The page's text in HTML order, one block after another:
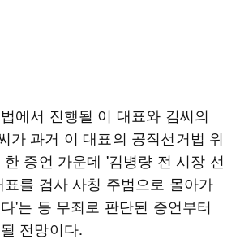
에서 진행될 이 대표와 김씨의
가 과거 이 대표의 공직선거법 위
증언 가운데 '김병량 전 시장 선
를 검사 사칭 주범으로 몰아가
'는 등 무죄로 판단된 증언부터
전망이다.